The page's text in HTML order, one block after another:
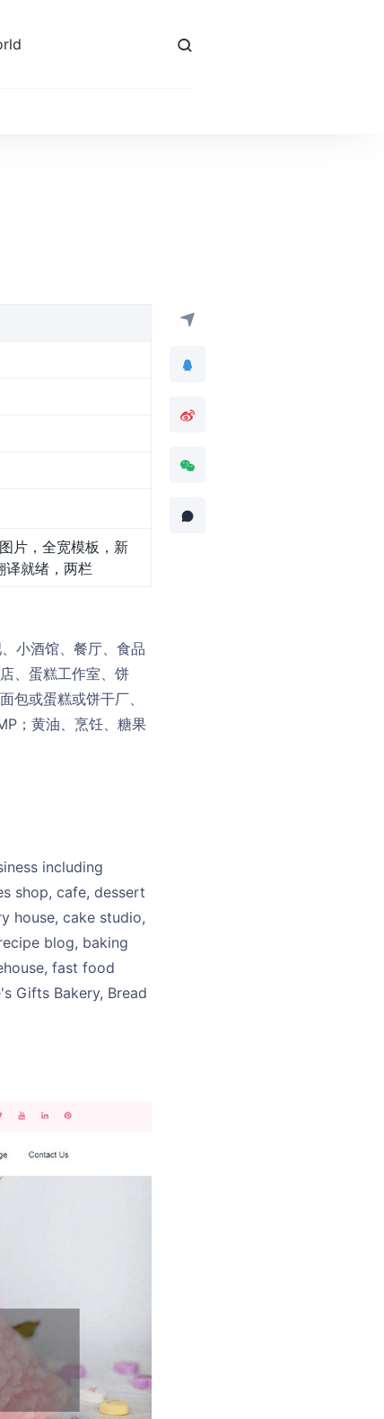
片，全宽模板，新
译就绪，两栏
小酒馆、餐厅、食品
、蛋糕工作室、饼
包或蛋糕或饼干厂、
；黄油、烹饪、糖果
including
shop, cafe, dessert
house, cake studio,
blog, baking
fast food
Gifts Bakery, Bread